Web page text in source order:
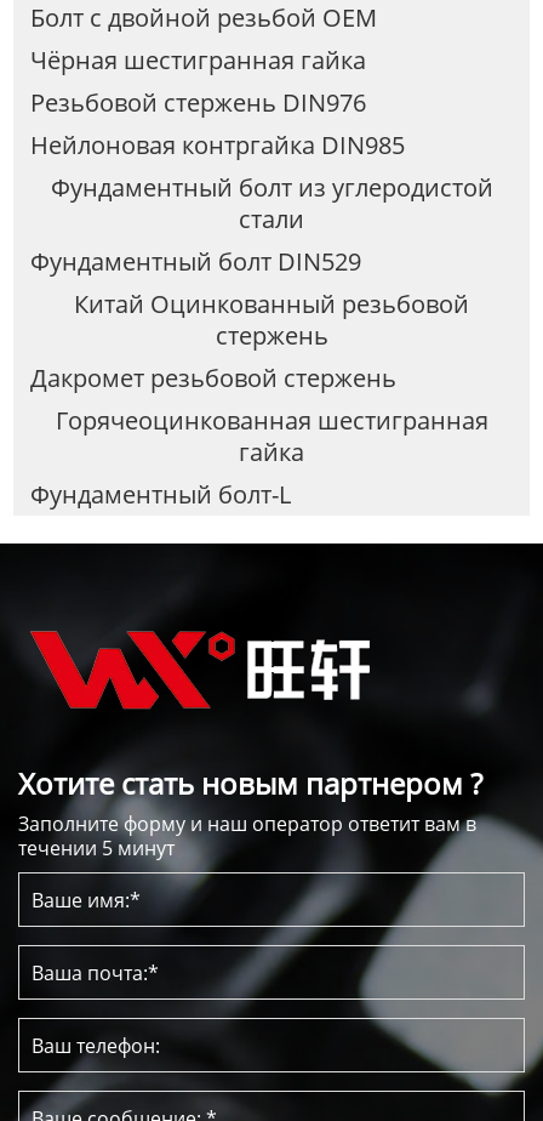
Болт с двойной резьбой OEM
Чёрная шестигранная гайка
Резьбовой стержень DIN976
Нейлоновая контргайка DIN985
Фундаментный болт из углеродистой
стали
Фундаментный болт DIN529
Китай Оцинкованный резьбовой
стержень
Дакромет резьбовой стержень
Горячеоцинкованная шестигранная
гайка
Фундаментный болт-L
Хотите стать новым партнером ?
Заполните форму и наш оператор ответит вам в
течении 5 минут